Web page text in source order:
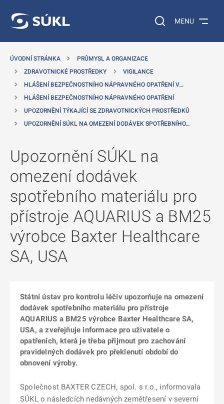
Vyhledávání na
MENU
ÚVODNÍ STRÁNKA
PRŮMYSL A ORGANIZACE
ZDRAVOTNICKÉ PROSTŘEDKY
VIGILANCE
HLÁŠENÍ BEZPEČNOSTNÍHO NÁPRAVNÉHO OPATŘENÍ V…
HLÁŠENÍ BEZPEČNOSTNÍHO NÁPRAVNÉHO OPATŘENÍ
UPOZORNĚNÍ TÝKAJÍCÍ SE ZDRAVOTNICKÝCH PROSTŘEDKŮ
UPOZORNĚNÍ SÚKL NA OMEZENÍ DODÁVEK SPOTŘEBNÍHO…
Upozornění SÚKL na
omezení dodávek
spotřebního materiálu pro
přístroje AQUARIUS a BM25
výrobce Baxter Healthcare
SA, USA
Státní ústav pro kontrolu léčiv upozorňuje na omezení
dodávek spotřebního materiálu pro přístroje
AQUARIUS a BM25 výrobce Baxter Healthcare SA,
USA, a zveřejňuje informace pro uživatele o
opatřeních, která je třeba přijmout pro zachování
pravidelných dodávek pro překlenutí období do
obnovení výroby.
Společnost BAXTER CZECH, spol. s r.o., informovala
SÚKL o následcích nedávných zemětřesení v severní